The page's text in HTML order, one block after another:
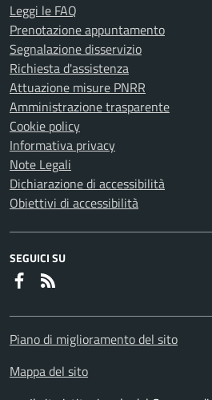
Leggi le FAQ
Prenotazione appuntamento
Segnalazione disservizio
Richiesta d'assistenza
Attuazione misure PNRR
Amministrazione trasparente
Cookie policy
Informativa privacy
Note Legali
Dichiarazione di accessibilità
Obiettivi di accessibilità
SEGUICI SU
Faceboook
Piano di miglioramento del sito
Mappa del sito